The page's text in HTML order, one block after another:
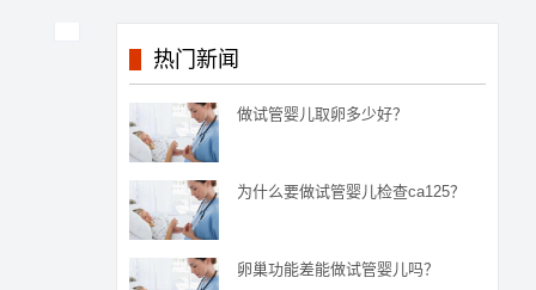
热门新闻
做试管婴儿取卵多少好？
为什么要做试管婴儿检查ca125？
卵巢功能差能做试管婴儿吗？